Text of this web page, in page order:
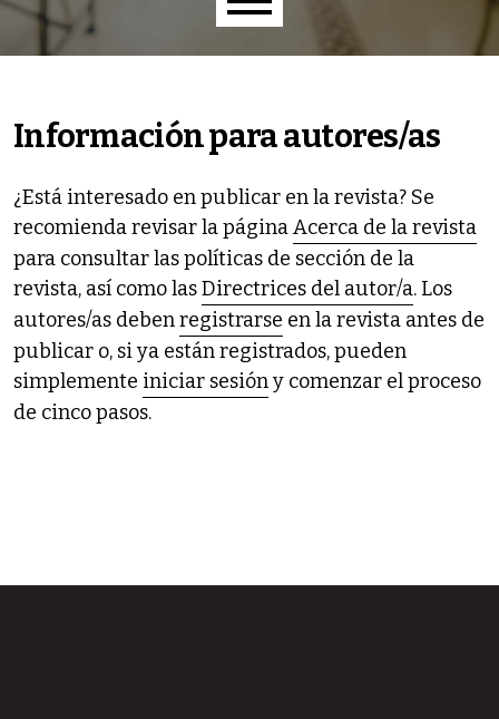
Menú principal
Información para autores/as
¿Está interesado en publicar en la revista? Se
recomienda revisar la páginaAcerca de la revista
para consultar las políticas de sección de la
revista, así como lasDirectrices del autor/a. Los
autores/as debenregistrarse en la revista antes de
publicar o, si ya están registrados, pueden
simplemente iniciar sesióny comenzar el proceso
de cinco pasos.